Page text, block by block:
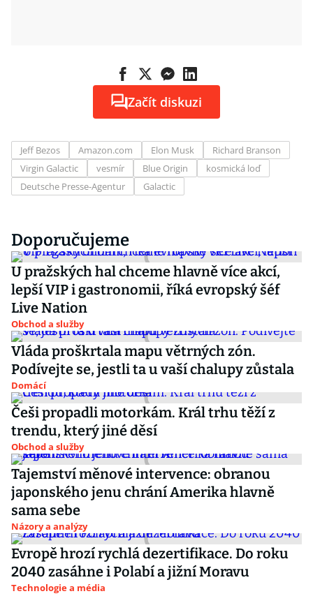
Začít diskuzi
Jeff Bezos Amazon.com Elon Musk
Richard Branson
Virgin Galactic
vesmír Blue Origin
kosmická loď
Deutsche Presse-Agentur
Galactic
Doporučujeme
U pražských hal chceme hlavně více akcí,
lepší VIP i gastronomii, říká evropský šéf
Live Nation
Obchod a služby
Vláda proškrtala mapu větrných zón.
Podívejte se, jestli ta u vaší chalupy zůstala
Domácí
Češi propadli motorkám. Král trhu těží z
trendu, který jiné děsí
Obchod a služby
Tajemství měnové intervence: obranou
japonského jenu chrání Amerika hlavně
sama sebe
Názory a analýzy
Evropě hrozí rychlá dezertifikace. Do roku
2040 zasáhne i Polabí a jižní Moravu
Technologie a média